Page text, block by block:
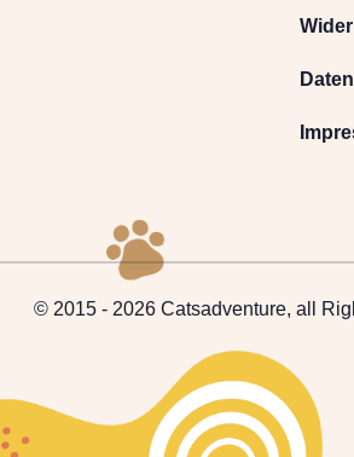
© 2015 - 2026 Catsadventure, all